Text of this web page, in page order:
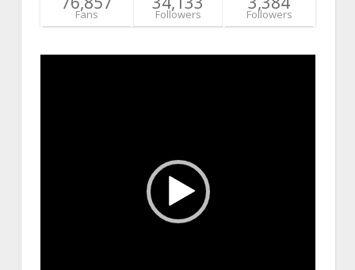
Fans Followers Followers